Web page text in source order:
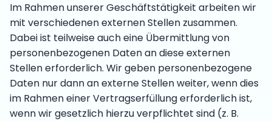
Im Rahmen unserer Geschäftstätigkeit arbeiten wir
mit verschiedenen externen Stellen zusammen.
Dabei ist teilweise auch eine Übermittlung von
personenbezogenen Daten an diese externen
Stellen erforderlich. Wir geben personenbezogene
Daten nur dann an externe Stellen weiter, wenn dies
im Rahmen einer Vertragserfüllung erforderlich ist,
wenn wir gesetzlich hierzu verpflichtet sind (z. B.